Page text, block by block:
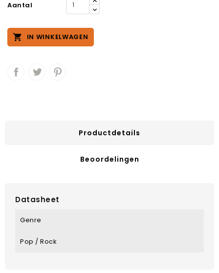
Aantal
 IN WINKELWAGEN
Productdetails
Beoordelingen
Datasheet
Genre
Pop / Rock